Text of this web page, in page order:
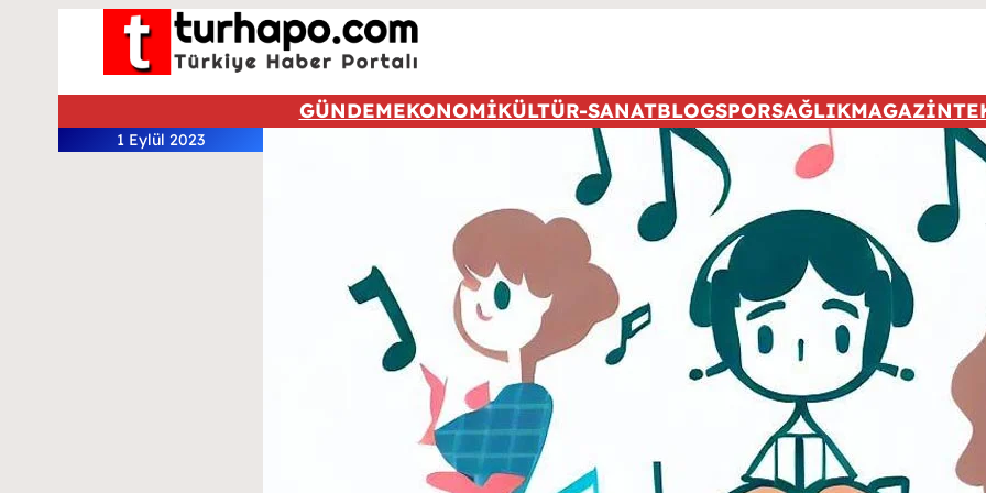
GÜNDEMEKONOMİKÜLTÜR-SANATBLOGSPORSAĞLIKMAGAZİN
1 Eylül 2023
Sorry.
Tüm